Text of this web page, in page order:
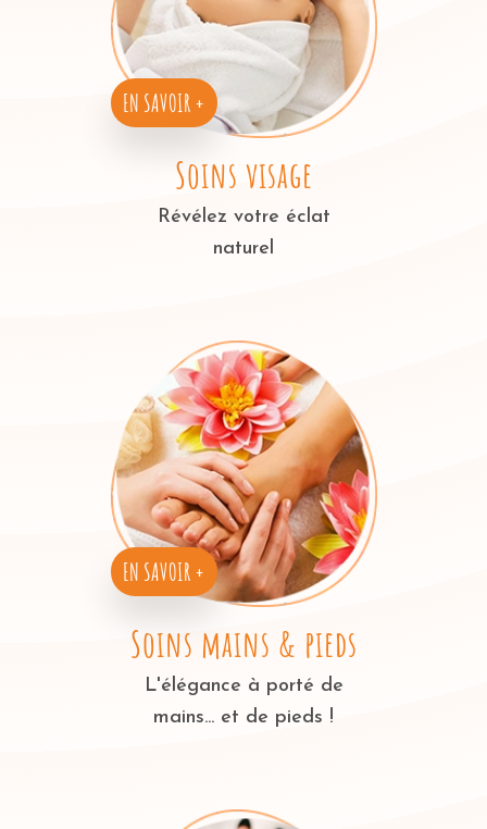
EN SAVOIR +
Soins visage
Révélez votre éclat
naturel
EN SAVOIR +
Soins mains & pieds
L'élégance à porté de
mains... et de pieds !